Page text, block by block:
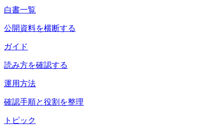
白書一覧
公開資料を横断する
ガイド
読み方を確認する
運用方法
確認手順と役割を整理
トピック